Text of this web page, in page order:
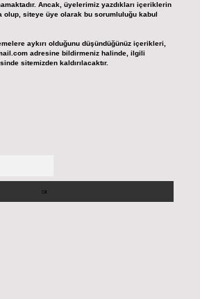
Ancak, üyelerimiz yazdıkları içeriklerin
olup, siteye üye olarak bu sorumluluğu kabul
aykırı olduğunu düşündüğünüz içerikleri,
adresine bildirmeniz halinde, ilgili
sitemizden kaldırılacaktır.